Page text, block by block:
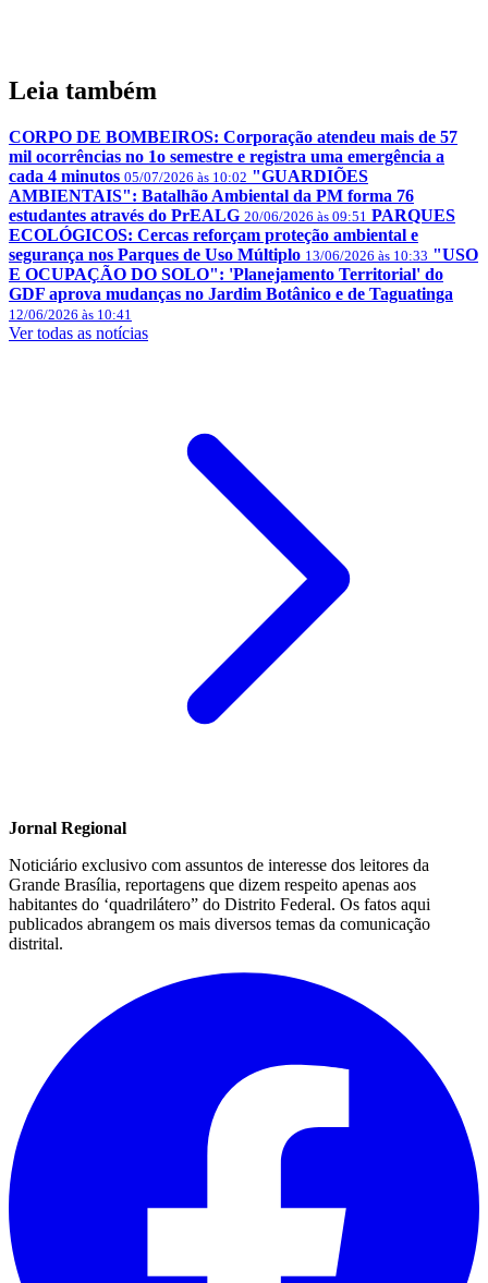
Leia também
CORPO DE BOMBEIROS: Corporação atendeu mais de 57
mil ocorrências no 1o semestre e registra uma emergência a
cada 4 minutos 05/07/2026 às 10:02 "GUARDIÕES
AMBIENTAIS": Batalhão Ambiental da PM forma 76
estudantes através do PrEALG 20/06/2026 às 09:51 PARQUES
ECOLÓGICOS: Cercas reforçam proteção ambiental e
segurança nos Parques de Uso Múltiplo 13/06/2026 às 10:33 "USO
E OCUPAÇÃO DO SOLO": 'Planejamento Territorial' do
GDF aprova mudanças no Jardim Botânico e de Taguatinga
12/06/2026 às 10:41
Ver todas as notícias
Jornal Regional
Noticiário exclusivo com assuntos de interesse dos leitores da
Grande Brasília, reportagens que dizem respeito apenas aos
habitantes do ‘quadrilátero” do Distrito Federal. Os fatos aqui
publicados abrangem os mais diversos temas da comunicação
distrital.